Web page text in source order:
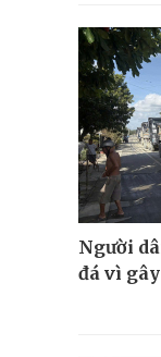
Người
đá vì